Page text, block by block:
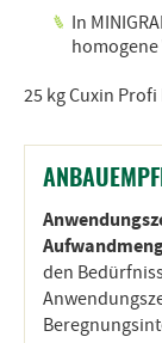
In
25 kg Cuxin Profi
den